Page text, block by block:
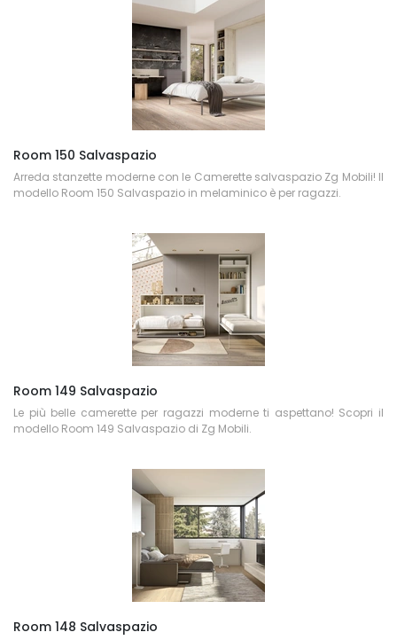
Room 150 Salvaspazio
Arreda stanzette moderne con le Camerette salvaspazio Zg Mobili! Il
modello Room 150 Salvaspazio in melaminico è per ragazzi.
Room 149 Salvaspazio
Le più belle camerette per ragazzi moderne ti aspettano! Scopri il
modello Room 149 Salvaspazio di Zg Mobili.
Room 148 Salvaspazio